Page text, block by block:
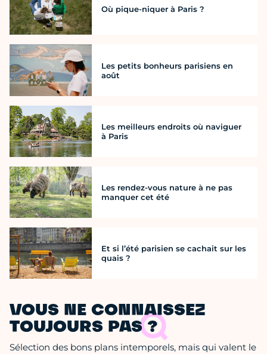
Où pique-niquer à Paris ?
Les petits bonheurs parisiens en
août
Les meilleurs endroits où naviguer
à Paris
Les rendez-vous nature à ne pas
manquer cet été
Et si l’été parisien se cachait sur les
quais ?
VOUS NE CONNAISSEZ
TOUJOURS PAS ?
Sélection des bons plans intemporels, mais qui valent le